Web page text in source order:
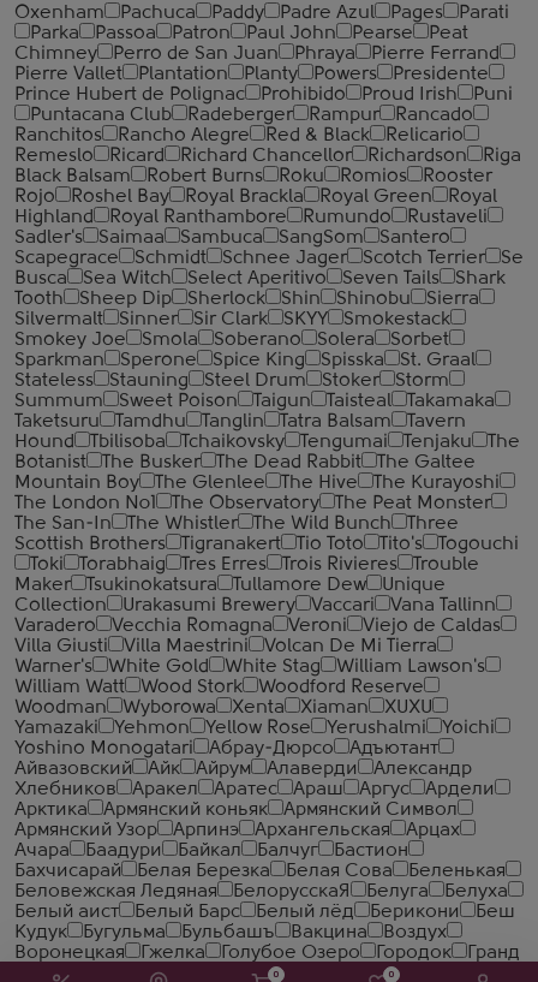
0 0
Oxenham
Pachuca Paddy Padre Azul Pages
Parati
Parka
Passoa Patron Paul John Pearse
Peat
Chimney
Perro de San Juan Phraya
Pierre Ferrand
Pierre Vallet
Plantation Planty Powers
Presidente
Prince Hubert de Polignac
Prohibido Proud Irish
Puni
Puntacana Club
Radeberger Rampur
Rancado
Ranchitos
Rancho Alegre Red & Black
Relicario
Remeslo
Ricard Richard Chancellor Richardson
Riga
Black Balsam
Robert Burns Roku Romios
Rooster
Rojo
Roshel Bay Royal Brackla Royal Green
Royal
Highland
Royal Ranthambore Rumundo
Rustaveli
Sadler's
Saimaa Sambuca SangSom
Santero
Scapegrace
Schmidt Schnee Jager Scotch Terrier
Se
Busca
Sea Witch Select Aperitivo Seven Tails
Shark
Tooth
Sheep Dip Sherlock Shin Shinobu
Sierra
Silvermalt
Sinner Sir Clark SKYY
Smokestack
Smokey Joe
Smola Soberano Solera
Sorbet
Sparkman
Sperone Spice King Spisska
St. Graal
Stateless
Stauning Steel Drum Stoker
Storm
Summum
Sweet Poison Taigun Taisteal
Takamaka
Taketsuru
Tamdhu Tanglin Tatra Balsam
Tavern
Hound
Tbilisoba Tchaikovsky Tengumai Tenjaku
The
Botanist
The Busker The Dead Rabbit
The Galtee
Mountain Boy
The Glenlee The Hive
The Kurayoshi
The London №1
The Observatory
The Peat Monster
The San-In
The Whistler The Wild Bunch
Three
Scottish Brothers
Tigranakert Tio Toto Tito's
Togouchi
Toki
Torabhaig Tres Erres Trois Rivieres
Trouble
Maker
Tsukinokatsura Tullamore Dew
Unique
Collection
Urakasumi Brewery Vaccari
Vana Tallinn
Varadero
Vecchia Romagna Veroni
Viejo de Caldas
Villa Giusti
Villa Maestrini
Volcan De Mi Tierra
Warner's
White Gold White Stag
William Lawson's
William Watt
Wood Stork
Woodford Reserve
Woodman
Wyborowa Xenta Xiaman
XUXU
Yamazaki
Yehmon Yellow Rose Yerushalmi
Yoichi
Yoshino Monogatari
Абрау-Дюрсо
Адъютант
Айвазовский
Айк Айрум Алаверди
Александр
Хлебников
Аракел Аратес Араш Аргус
Ардели
Арктика
Армянский коньяк
Армянский Символ
Армянский Узор
Арпинэ Архангельская
Арцах
Ачара
Баадури Байкал Балчуг
Бастион
Бахчисарай
Белая Березка Белая Сова
Беленькая
Беловежская Ледяная
БелорусскаЯ Белуга
Белуха
Белый аист
Белый Барс Белый лёд Берикони
Беш
Кудук
Бугульма Бульбашъ Вакцина
Воздух
Воронецкая
Гжелка Голубое Озеро Городок
Гранд
Ереван
Гранд Нарине Дагестанский Дербент